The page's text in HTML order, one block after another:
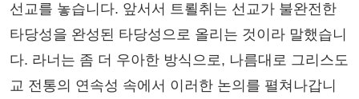
선교를 놓습니다. 앞서서 트뢸취는 선교가 불완전한
타당성을 완성된 타당성으로 올리는 것이라 말했습니
다. 라너는 좀 더 우아한 방식으로, 나름대로 그리스도
교 전통의 연속성 속에서 이러한 논의를 펼쳐나갑니